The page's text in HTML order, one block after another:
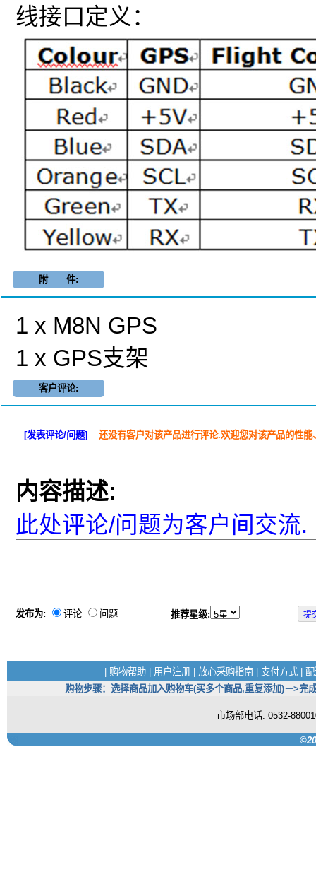
线接口定义：
附 件:
1 x M8N GPS
1 x GPS支架
客户评论:
[发表评论/问题] 还没有客户对该产品进行评论.欢迎您对该产品的性
内容描述:
此处评论/问题为客户间交流.
发布为: 评论 问题 推荐星级:
购物帮助 用户注册 放心采购指南 支付方式
购物步骤：选择商品加入购物车(买多个商品,重复添加)－>
市场部电话: 0532-